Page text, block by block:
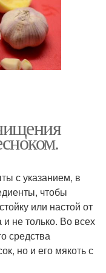
с указанием, в
чтобы
или настой от
не только. Во всех
средства
но и его мякоть с